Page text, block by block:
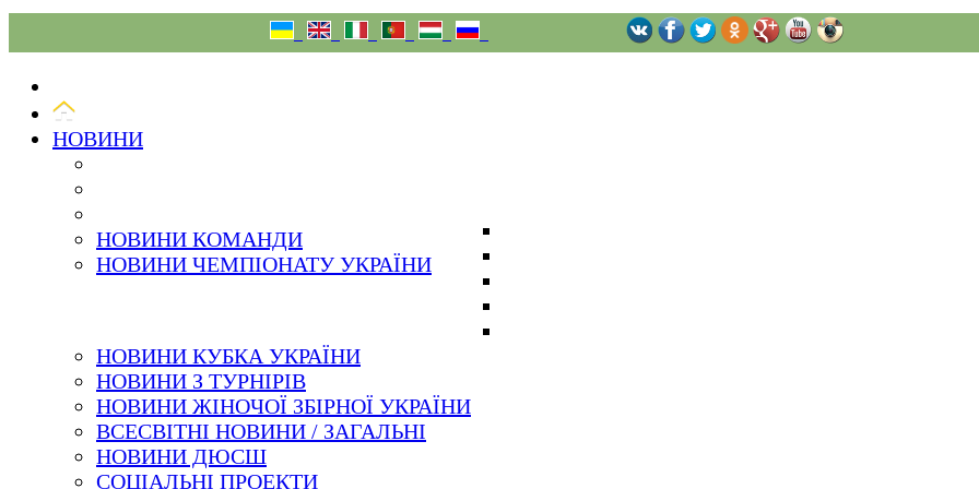
НОВИНИ
НОВИНИ КОМАНДИ
НОВИНИ ЧЕМПІОНАТУ УКРАЇНИ
НОВИНИ КУБКА УКРАЇНИ
НОВИНИ З ТУРНІРІВ
НОВИНИ ЖІНОЧОЇ ЗБІРНОЇ УКРАЇНИ
ВСЕСВІТНІ НОВИНИ / ЗАГАЛЬНІ
НОВИНИ ДЮСШ
СОЦІАЛЬНІ ПРОЕКТИ